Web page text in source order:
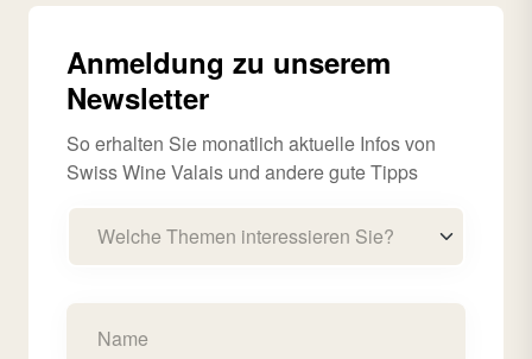
Anmeldung zu unserem
Newsletter
So erhalten Sie monatlich aktuelle Infos von
Swiss Wine Valais und andere gute Tipps
Welche Themen interessieren Sie?